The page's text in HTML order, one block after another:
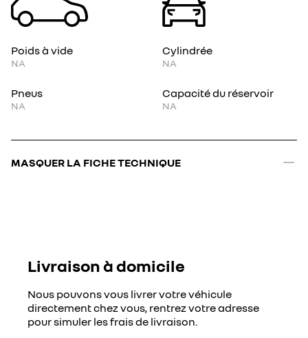
MASQUER LA FICHE TECHNIQUE
Poids à vide
NA
Cylindrée
NA
Pneus
NA
Capacité du réservoir
NA
Livraison à domicile
Nous pouvons vous livrer votre véhicule
directement chez vous, rentrez votre adresse
pour simuler les frais de livraison.